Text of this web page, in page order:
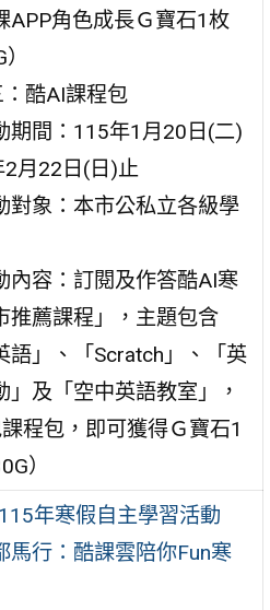
APP角色成長Ｇ寶石1枚
酷AI課程包
間：115年1月20日(二)
月22日(日)止
象：本市公私立各級學
容：訂閱及作答酷AI寒
推薦課程」，主題包含
語」、「Scratch」、「英
」及「空中英語教室」，
程包，即可獲得Ｇ寶石1
）
年寒假自主學習活動
馬行：酷課雲陪你Fun寒